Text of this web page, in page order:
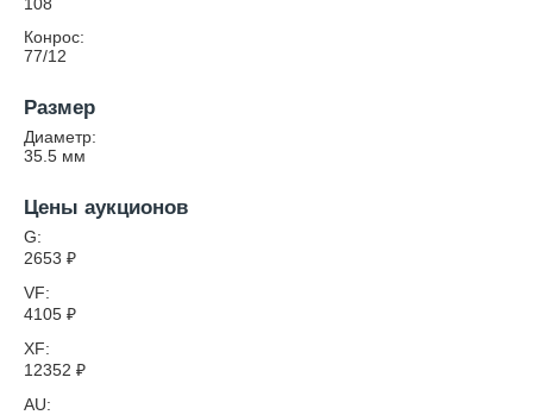
Конрос:
77/12
Размер
Диаметр:
35.5 мм
Цены аукционов
G:
2653 ₽
VF:
4105 ₽
XF:
12352 ₽
AU: